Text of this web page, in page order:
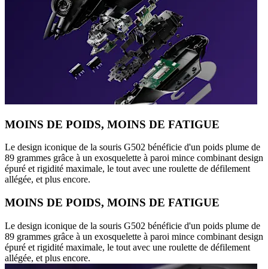
MOINS DE POIDS, MOINS DE FATIGUE
Le design iconique de la souris G502 bénéficie d'un poids plume de
89 grammes grâce à un exosquelette à paroi mince combinant design
épuré et rigidité maximale, le tout avec une roulette de défilement
allégée, et plus encore.
MOINS DE POIDS, MOINS DE FATIGUE
Le design iconique de la souris G502 bénéficie d'un poids plume de
89 grammes grâce à un exosquelette à paroi mince combinant design
épuré et rigidité maximale, le tout avec une roulette de défilement
allégée, et plus encore.